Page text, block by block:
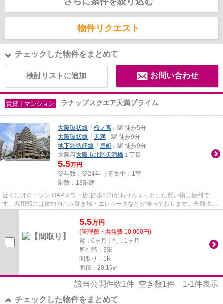
物件リクエスト
チェックした物件をまとめて
検討リストに追加 お問い合わせ
賃貸｜マンション ラナップスクエア天満プライム
大阪環状線 「 桜ノ宮 」駅 徒歩5分
大阪環状線 「 天満 」駅 徒歩9分
地下鉄堺筋線 「 扇町 」駅 徒歩9分
大阪府大阪市北区天満橋 １丁目
5.5万円
築年数：築24年 ｜募集中： 1室
階数：13階建
近くにはローソン OAPタワー店(徒歩5分)がありちょっとした買い物に便利で
す。共用部には敷地内ごみ置き場・エレベータなどが揃っております。外観タイ
5.5万円
(管理費・共益費 10,000円)
敷：0ヶ月｜礼：1ヶ月
所在階：3階
間取り：1K
面積：20.15㎡
該当公開件数1件 空き数1件 1-1件表示
チェックした物件をまとめて